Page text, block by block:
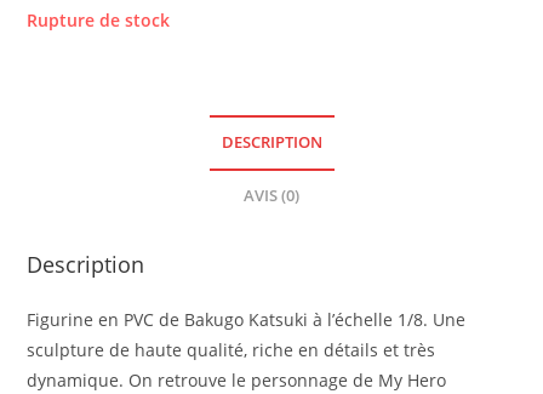
Rupture de stock
DESCRIPTION
AVIS (0)
Description
Figurine en PVC de Bakugo Katsuki à l’échelle 1/8. Une
sculpture de haute qualité, riche en détails et très
dynamique. On retrouve le personnage de My Hero